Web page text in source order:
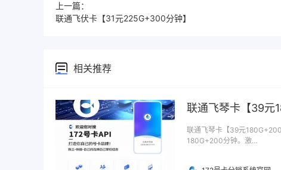
上一篇：
联通飞伏卡【31元225G+300分钟】
相关推荐
联通飞琴卡【39元
联通飞琴卡【39元
180G+200分钟。激…